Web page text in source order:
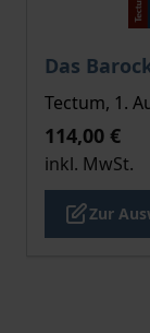
Das
Der Preis
Tectum, 1.
114,00 €
inkl. MwSt.
Zur